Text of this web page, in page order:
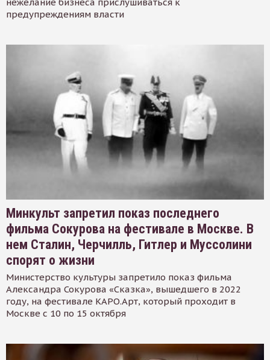
предупреждениям власти
Минкульт запретил показ последнего
фильма Сокурова на фестивале в Москве. В
нем Сталин, Черчилль, Гитлер и Муссолини
спорят о жизни
Министерство культуры запретило показ фильма
Александра Сокурова «Сказка», вышедшего в 2022
году, на фестивале КАРО.Арт, который проходит в
Москве с 10 по 15 октября